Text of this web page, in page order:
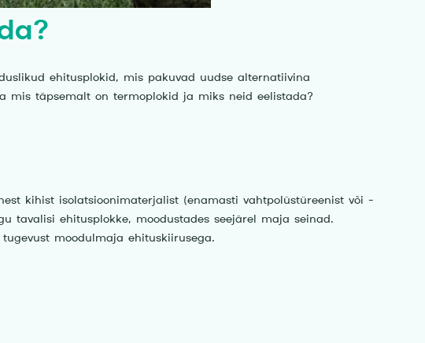
ehitusplokid, mis pakuvad uudse alternatiivina
mis täpsemalt on termoplokid ja miks neid eelistada?
kihist isolatsioonimaterjalist (enamasti vahtpolüstüreenist või -
tavalisi ehitusplokke, moodustades seejärel maja seinad.
moodulmaja ehituskiirusega.